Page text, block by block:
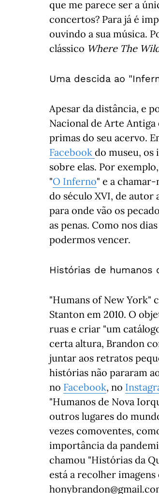
que me parece ser a
concertos? Para já é
ouvindo a sua música.
clássico Where The
Uma descida ao
Apesar da distância, e
Nacional de Arte Antiga
primas do seu acervo.
Facebook do museu, os
sobre elas. Por
"O Inferno" e a
do século XVI, de
para onde vão os
as penas. Como nos
podermos vencer.
Histórias de humanos
"Humans of New York"
Stanton em 2010. O
ruas e criar "um
certa altura, Brandon
juntar aos retratos
histórias não pararam
no Facebook, no
"Humanos de Nova
outros lugares do
vezes comoventes,
importância da
chamou "Histórias da
está a recolher